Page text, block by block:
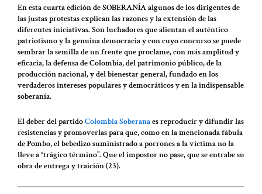
En esta cuarta edición de SOBERANÍA algunos de los dirigentes de
las justas protestas explican las razones y la extensión de las
diferentes iniciativas. Son luchadores que alientan el auténtico
patriotismo y la genuina democracia y con cuyo concurso se puede
sembrar la semilla de un frente que proclame, con más amplitud y
eficacia, la defensa de Colombia, del patrimonio público, de la
producción nacional, y del bienestar general, fundado en los
verdaderos intereses populares y democráticos y en la indispensable
soberanía.
El deber del partidoColombia Soberanaes reproducir y difundir las
resistencias y promoverlas para que, como en la mencionada fábula
de Pombo, el bebedizo suministrado a porrones a la víctima no la
lleve a “trágico término”. Que el impostor no pase, que se entrabe su
obra de entrega y traición (23).